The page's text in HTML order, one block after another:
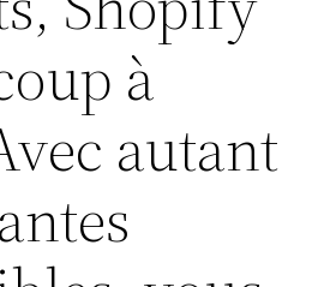
à
autant